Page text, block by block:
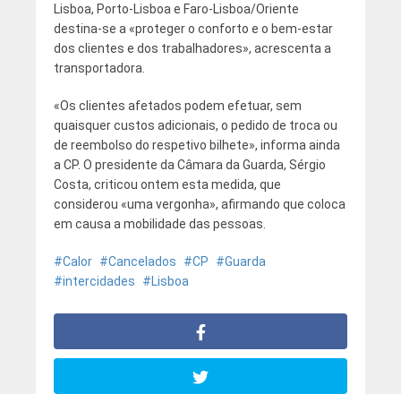
Lisboa, Porto-Lisboa e Faro-Lisboa/Oriente
destina-se a «proteger o conforto e o bem-estar
dos clientes e dos trabalhadores», acrescenta a
transportadora.
«Os clientes afetados podem efetuar, sem
quaisquer custos adicionais, o pedido de troca ou
de reembolso do respetivo bilhete», informa ainda
a CP. O presidente da Câmara da Guarda, Sérgio
Costa, criticou ontem esta medida, que
considerou «uma vergonha», afirmando que coloca
em causa a mobilidade das pessoas.
Calor Cancelados CP
Guarda
intercidades
Lisboa